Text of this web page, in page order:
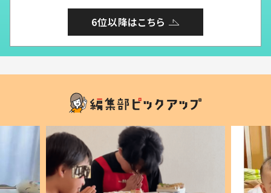
6位以降はこちら